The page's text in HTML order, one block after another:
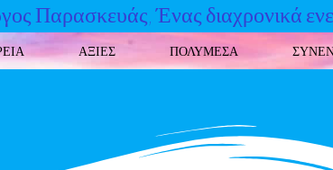
Παρασκευάς, Ένας διαχρονικά
ΑΞΙΕΣ ΠΟΛΥΜΕΣΑ